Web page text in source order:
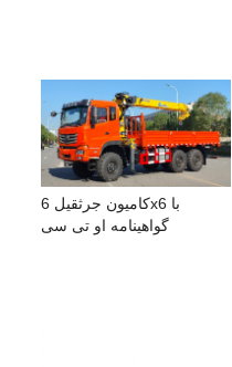
کامیون جرثقیل 6x6 با
گواهینامه او تی سی